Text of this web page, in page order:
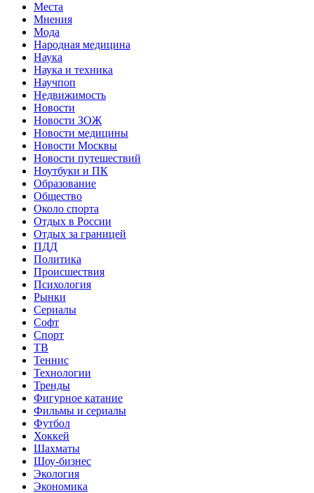
Места
Мнения
Мода
Народная медицина
Наука
Наука и техника
Научпоп
Недвижимость
Новости
Новости ЗОЖ
Новости медицины
Новости Москвы
Новости путешествий
Ноутбуки и ПК
Образование
Общество
Около спорта
Отдых в России
Отдых за границей
ПДД
Политика
Происшествия
Психология
Рынки
Сериалы
Софт
Спорт
ТВ
Теннис
Технологии
Тренды
Фигурное катание
Фильмы и сериалы
Футбол
Хоккей
Шахматы
Шоу-бизнес
Экология
Экономика